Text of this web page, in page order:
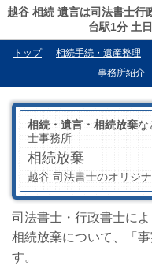
越谷 相続 遺言は司法書士行
台駅1分 土
トップ 相続手続・遺産整理
事務所紹介
相続・遺言・相続放棄な
士事務所
相続放棄
越谷 司法書士のオリジ
司法書士・行政書士に
相続放棄について、「
す。